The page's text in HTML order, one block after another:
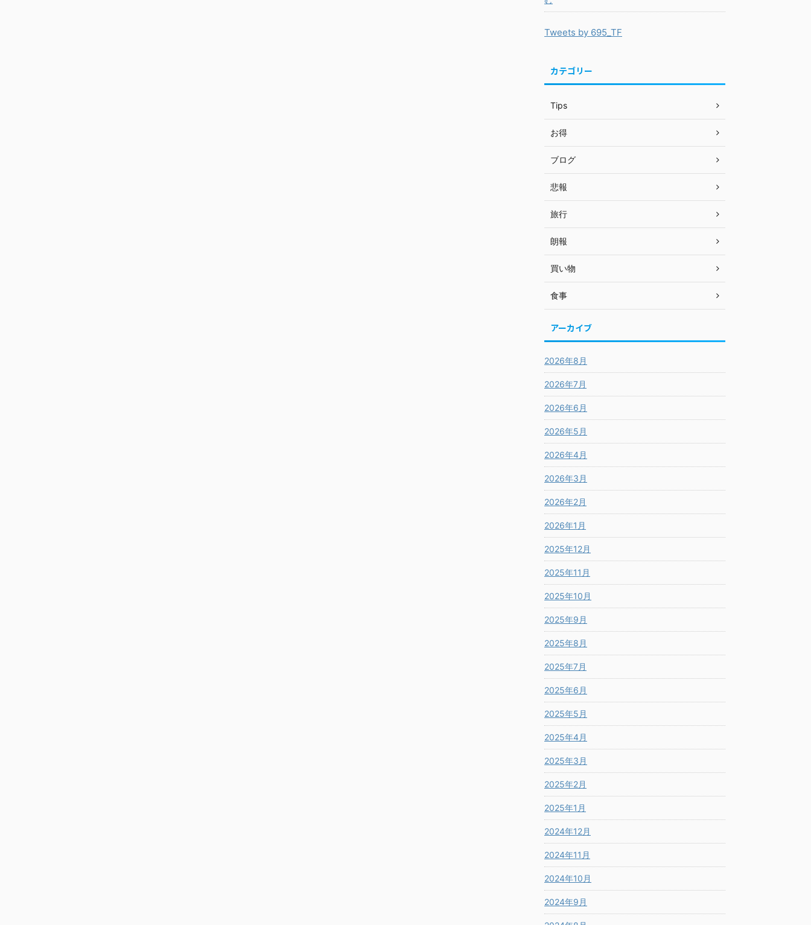
Tweets by 695_TF
カテゴリー
Tips
お得
ブログ
悲報
旅行
朗報
買い物
食事
アーカイブ
2026年8月
2026年7月
2026年6月
2026年5月
2026年4月
2026年3月
2026年2月
2026年1月
2025年12月
2025年11月
2025年10月
2025年9月
2025年8月
2025年7月
2025年6月
2025年5月
2025年4月
2025年3月
2025年2月
2025年1月
2024年12月
2024年11月
2024年10月
2024年9月